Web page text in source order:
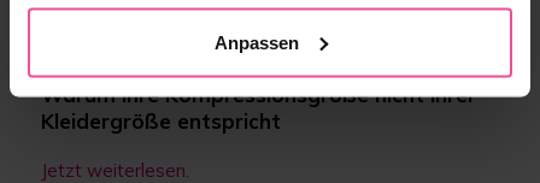
Anpassen
Warum Ihre Kompressionsgröße nicht Ihrer
Kleidergröße entspricht
Jetzt weiterlesen.